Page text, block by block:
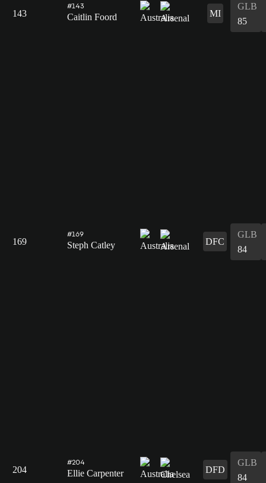
143
#143
Caitlin Foord MI
GLB
85
169
#169
Steph Catley DFC
GLB
84
204
#204
Ellie Carpenter DFD
GLB
84